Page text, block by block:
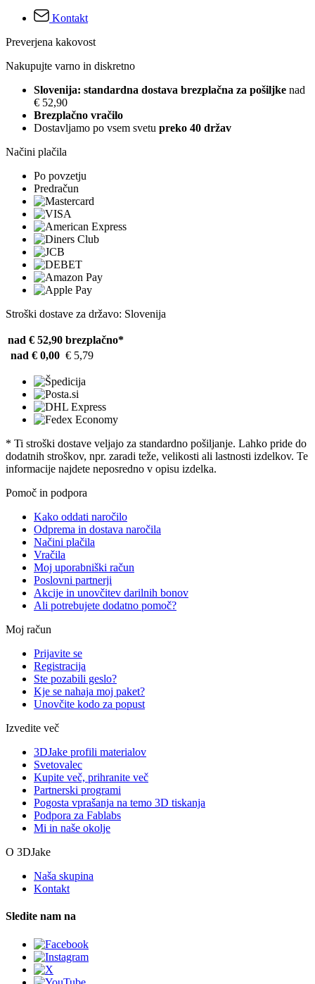
Kontakt
Preverjena kakovost
Nakupujte varno in diskretno
Slovenija: standardna dostava brezplačna za pošiljke nad
€ 52,90
Brezplačno vračilo
Dostavljamo po vsem svetu preko 40 držav
Načini plačila
Po povzetju
Predračun
Stroški dostave za državo: Slovenija
nad € 52,90 brezplačno*
nad € 0,00 € 5,79
* Ti stroški dostave veljajo za standardno pošiljanje. Lahko pride do
dodatnih stroškov, npr. zaradi teže, velikosti ali lastnosti izdelkov. Te
informacije najdete neposredno v opisu izdelka.
Pomoč in podpora
Kako oddati naročilo
Odprema in dostava naročila
Načini plačila
Vračila
Moj uporabniški račun
Poslovni partnerji
Akcije in unovčitev darilnih bonov
Ali potrebujete dodatno pomoč?
Moj račun
Prijavite se
Registracija
Ste pozabili geslo?
Kje se nahaja moj paket?
Unovčite kodo za popust
Izvedite več
3DJake profili materialov
Svetovalec
Kupite več, prihranite več
Partnerski programi
Pogosta vprašanja na temo 3D tiskanja
Podpora za Fablabs
Mi in naše okolje
O 3DJake
Naša skupina
Kontakt
Sledite nam na